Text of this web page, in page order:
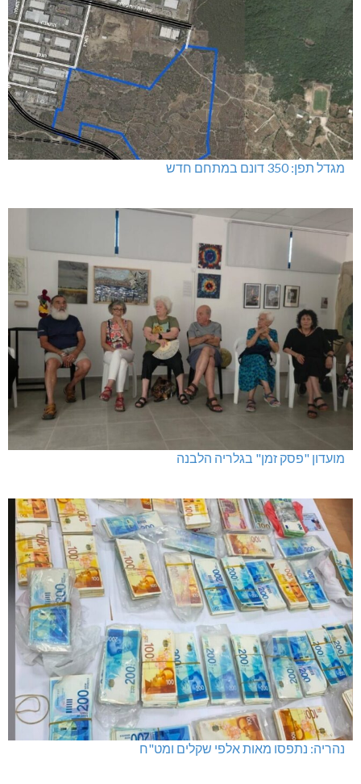
מגדל תפן: 350 דונם במתחם חדש
מועדון "פסק זמן" בגלריה הלבנה
נהריה: נתפסו מאות אלפי שקלים ומט"ח